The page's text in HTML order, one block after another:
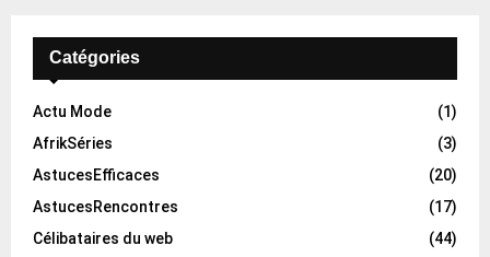
Catégories
Actu Mode
(1)
AfrikSéries
(3)
AstucesEfficaces
(20)
AstucesRencontres
(17)
Célibataires du web
(44)